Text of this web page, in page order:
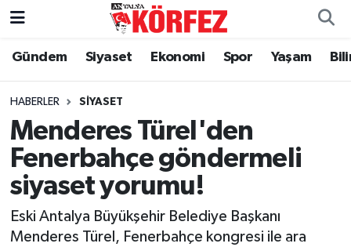
Gündem Siyaset Ekonomi Spor Yaşam
HABERLER SIYASET
Menderes Türel'den
Fenerbahçe göndermeli
siyaset yorumu!
Eski Antalya Büyükşehir Belediye Başkanı
Menderes Türel, Fenerbahçe kongresi ile ara
Gündem
Siyaset
Yerel Yönetim
Ekonomi
Spor
Nöbetçi Eczaneler
Hava Durumu
Trafik Durumu
Süper Lig Puan Durumu ve Fikstür
Tüm Manşetler